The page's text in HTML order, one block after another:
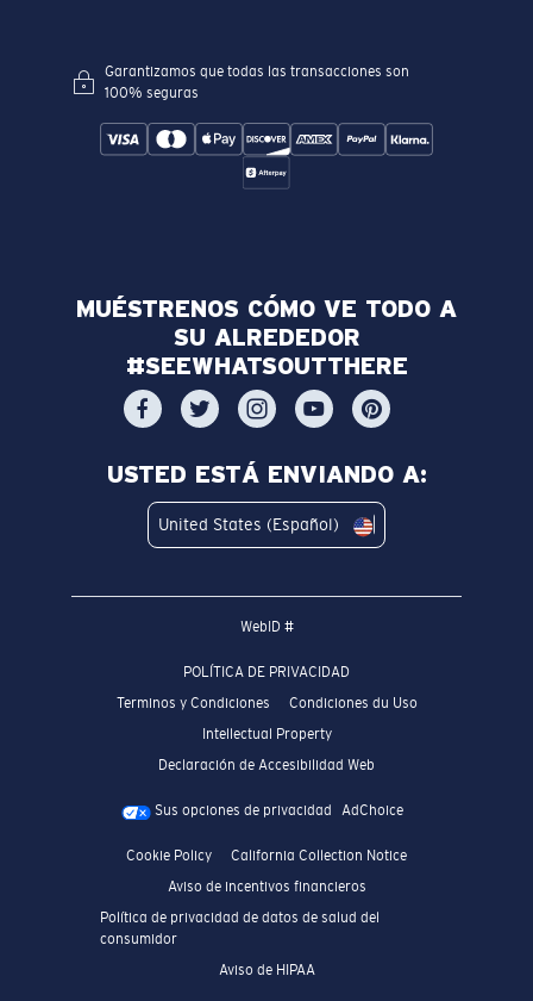
Garantizamos que todas las transacciones son
100% seguras
MUÉSTRENOS CÓMO VE TODO A
SU ALREDEDOR
#SEEWHATSOUTTHERE
USTED ESTÁ ENVIANDO A:
United States (Español)
WebID #
POLÍTICA DE PRIVACIDAD
Terminos y Condiciones
Condiciones du Uso
Intellectual Property
Declaración de Accesibilidad Web
Sus opciones de privacidad AdChoice
Cookie Policy
California Collection Notice
Aviso de incentivos financieros
Política de privacidad de datos de salud del
consumidor
Aviso de HIPAA